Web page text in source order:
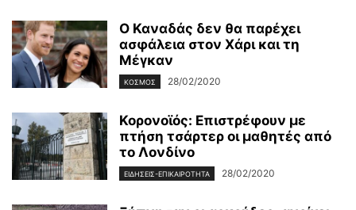
Ο Καναδάς δεν θα παρέχει
ασφάλεια στον Χάρι και τη
Μέγκαν
ΚΌΣΜΟΣ 28/02/2020
Κορονοϊός: Επιστρέφουν με
πτήση τσάρτερ οι μαθητές από
το Λονδίνο
ΕΙΔΉΣΕΙΣ-ΕΠΙΚΑΙΡΌΤΗΤΑ 28/02/2020